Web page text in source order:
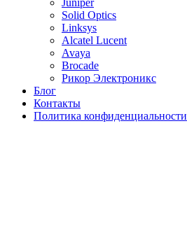
Solid Optics
Linksys
Alcatel Lucent
Avaya
Brocade
Рикор Электроникс
Блог
Контакты
Политика конфиденциальности